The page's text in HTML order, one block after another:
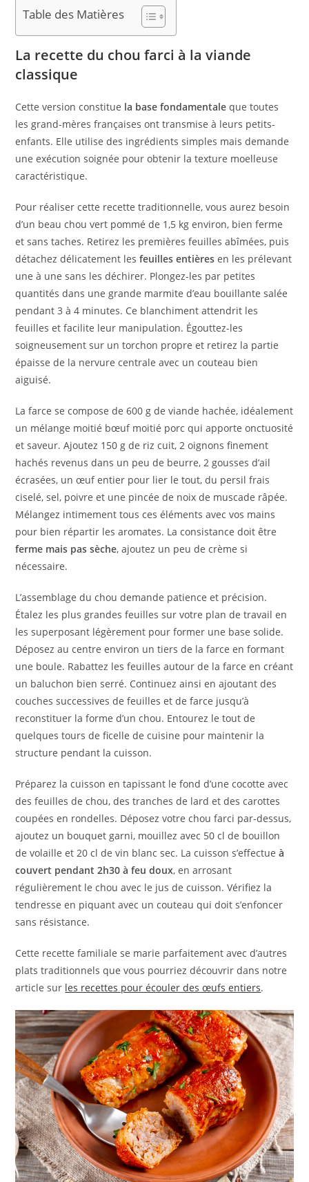
Table des Matières
La recette du chou farci à la viande
classique
Cette version constitue la base fondamentale que toutes
les grand-mères françaises ont transmise à leurs petits-
enfants. Elle utilise des ingrédients simples mais demande
une exécution soignée pour obtenir la texture moelleuse
caractéristique.
Pour réaliser cette recette traditionnelle, vous aurez besoin
d’un beau chou vert pommé de 1,5 kg environ, bien ferme
et sans taches. Retirez les premières feuilles abîmées, puis
détachez délicatement lesfeuilles entières en les prélevant
une à une sans les déchirer. Plongez-les par petites
quantités dans une grande marmite d’eau bouillante salée
pendant 3 à 4 minutes. Ce blanchiment attendrit les
feuilles et facilite leur manipulation. Égouttez-les
soigneusement sur un torchon propre et retirez la partie
épaisse de la nervure centrale avec un couteau bien
aiguisé.
La farce se compose de 600 g de viande hachée, idéalement
un mélange moitié bœuf moitié porc qui apporte onctuosité
et saveur. Ajoutez 150 g de riz cuit, 2 oignons finement
hachés revenus dans un peu de beurre, 2 gousses d’ail
écrasées, un œuf entier pour lier le tout, du persil frais
ciselé, sel, poivre et une pincée de noix de muscade râpée.
Mélangez intimement tous ces éléments avec vos mains
pour bien répartir les aromates. La consistance doit être
ferme mais pas sèche, ajoutez un peu de crème si
nécessaire.
L’assemblage du chou demande patience et précision.
Étalez les plus grandes feuilles sur votre plan de travail en
les superposant légèrement pour former une base solide.
Déposez au centre environ un tiers de la farce en formant
une boule. Rabattez les feuilles autour de la farce en créant
un baluchon bien serré. Continuez ainsi en ajoutant des
couches successives de feuilles et de farce jusqu’à
reconstituer la forme d’un chou. Entourez le tout de
quelques tours de ficelle de cuisine pour maintenir la
structure pendant la cuisson.
Préparez la cuisson en tapissant le fond d’une cocotte avec
des feuilles de chou, des tranches de lard et des carottes
coupées en rondelles. Déposez votre chou farci par-dessus,
ajoutez un bouquet garni, mouillez avec 50 cl de bouillon
de volaille et 20 cl de vin blanc sec. La cuisson s’effectueà
couvert pendant 2h30 à feu doux, en arrosant
régulièrement le chou avec le jus de cuisson. Vérifiez la
tendresse en piquant avec un couteau qui doit s’enfoncer
sans résistance.
Cette recette familiale se marie parfaitement avec d’autres
plats traditionnels que vous pourriez découvrir dans notre
article sur les recettes pour écouler des œufs entiers.